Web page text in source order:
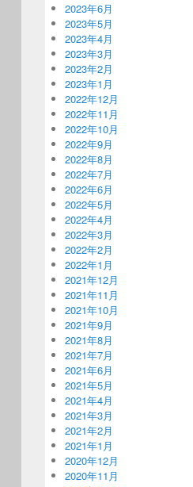
2023年6月
2023年5月
2023年4月
2023年3月
2023年2月
2023年1月
2022年12月
2022年11月
2022年10月
2022年9月
2022年8月
2022年7月
2022年6月
2022年5月
2022年4月
2022年3月
2022年2月
2022年1月
2021年12月
2021年11月
2021年10月
2021年9月
2021年8月
2021年7月
2021年6月
2021年5月
2021年4月
2021年3月
2021年2月
2021年1月
2020年12月
2020年11月